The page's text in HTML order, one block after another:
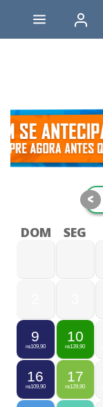
<
DOM SEG
9
R$109,90
10
R$139,90
16
R$109,90
17
R$129,90